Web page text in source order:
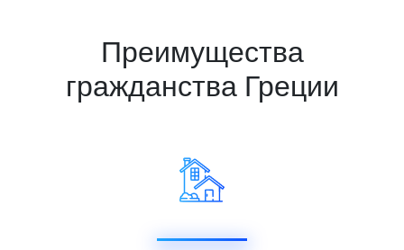
Преимущества
гражданства Греции